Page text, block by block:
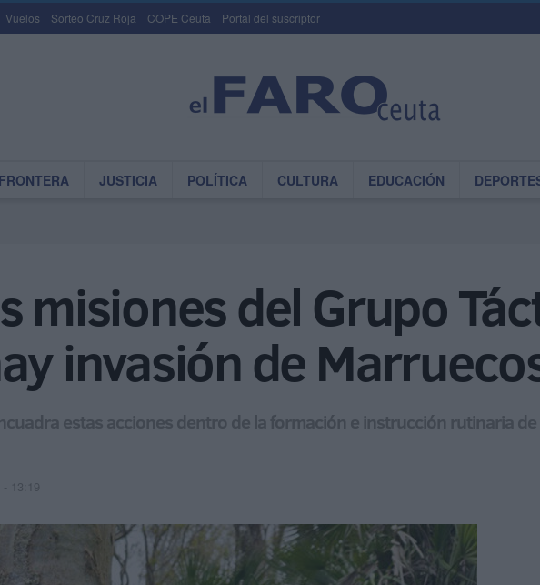
Vuelos Sorteo Cruz Roja COPE Ceuta Portal del suscriptor
FRONTERA JUSTICIA POLÍTICA CULTURA EDUCACIÓN
misiones del Grupo
invasión de
estas acciones dentro de la formación e instrucción rutinaria
13:19